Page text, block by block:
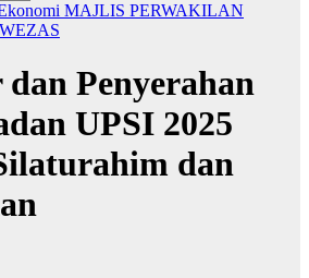
MAJLIS PERWAKILAN
WEZAS
Penyerahan
UPSI 2025
dan